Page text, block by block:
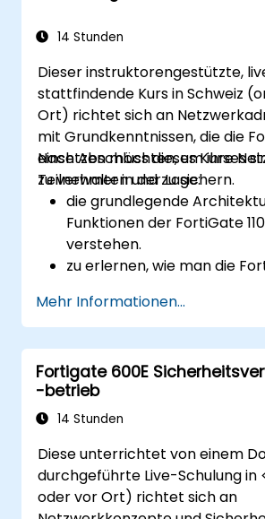
14 Stunden
Dieser instruktorengestützte,
stattfindende Kurs in Schweiz
Ort) richtet sich an
mit Grundkenntnissen, die die
einsetzen möchten, um ihre
zu verwalten und zu sichern.
Nach Abschluss dieses Kurses
Teilnehmer in der Lage:
die grundlegende
Funktionen der FortiGate
verstehen.
zu erlernen, wie man die
bereitstellt.
Praxiserfahrung mit
Konfigurations- und
Verwaltungsaufgaben zu
Sicherheitsrichtlinien, NAT
verstehen.
warten.
Mehr Informationen...
Fortigate 600E
-betrieb
14 Stunden
Diese unterrichtet von einem
durchgeführte Live-Schulung in
oder vor Ort) richtet sich an